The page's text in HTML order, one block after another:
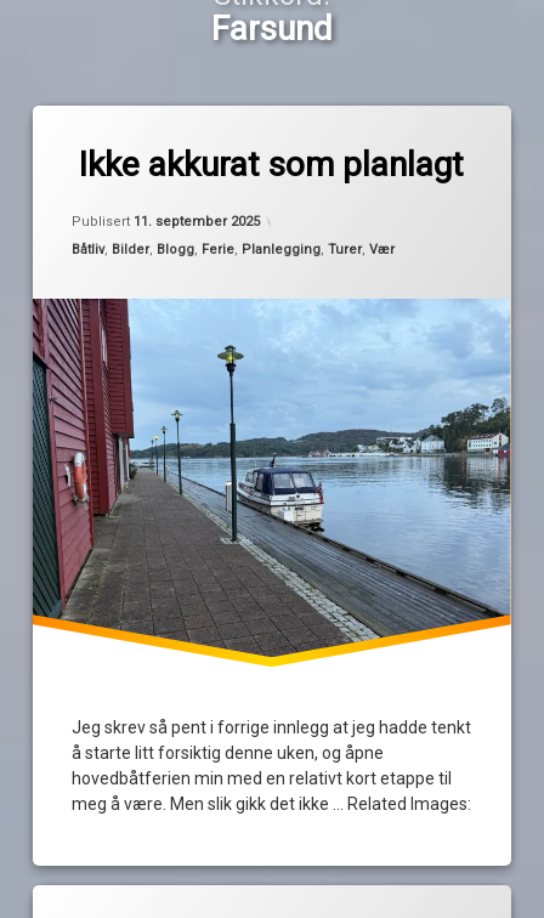
Farsund
Ikke akkurat som planlagt
Publisert 11. september 2025
Kategorier:
Båtliv, Bilder, Blogg, Ferie, Planlegging,Turer,Vær
Jeg skrev så pent i forrige innlegg at jeg hadde tenkt
å starte litt forsiktig denne uken, og åpne
hovedbåtferien min med en relativt kort etappe til
meg å være. Men slik gikk det ikke … Related Images:
endring
mandal
planer
vær